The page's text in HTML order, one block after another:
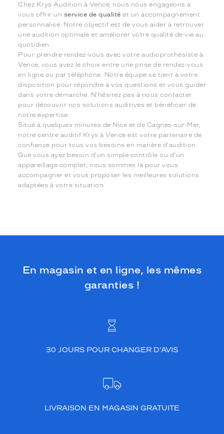
Chez Krys Audition à Vence, nous nous engageons à
vous offrir un service de qualité et un accompagnement
personnalisé. Notre objectif est de vous aider à retrouver
une audition optimale et améliorer votre qualité de vie au
quotidien.
Pour prendre rendez-vous avec votre audioprothésiste à
Vence, vous avez le choix entre une prise de rendez-vous
en ligne ou par téléphone. Notre équipe se tient à votre
disposition pour répondre à vos questions et vous guider
dans votre démarche. N'hésitez pas à nous contacter
pour découvrir nos solutions auditives et bénéficier de
notre expertise.
Situé à quelques minutes de Nice et de Cagnes-sur-Mer,
notre centre auditif Krys à Vence est votre partenaire de
confiance pour tous vos besoins en matière d'audition.
Que vous ayez besoin d'un simple contrôle ou d'un
appareillage complet, nous sommes là pour vous
accompagner et vous proposer les meilleures solutions
adaptées à votre situation.
En magasin et en ligne, les mêmes
garanties !
30 JOURS POUR CHANGER D’AVIS
LIVRAISON EN MAGASIN GRATUITE